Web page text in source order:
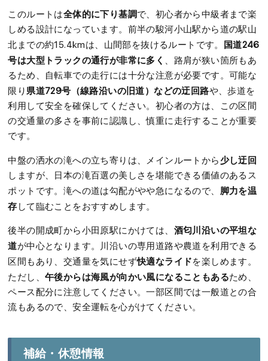
このルートは全体的に下り基調で、初心者から中級者まで楽
しめる設計になっています。前半の駿河小山駅から道の駅山
北までの約15.4kmは、山間部を抜けるルートです。
国道246
号は大型トラックの通行が非常に多く 、路肩が狭い箇所もあ
るため、自転車での走行には十分な注意が必要です。可能な
限り県道729号（線路沿いの旧道）などの迂回路や、歩道を
利用して安全を確保してください。初心者の方は、この区間
の交通量の多さを事前に認識し、慎重に走行することが重要
です。
中盤の洒水の滝への立ち寄りは、メインルートから少し迂回
しますが、日本の滝百選の美しさを堪能できる価値のあるス
ポットです。滝への道は勾配がやや急になるので、 脚力を温
存 して臨むことをおすすめします。
後半の開成町から小田原駅にかけては、 酒匂川沿いの平坦な
道が中心となります。川沿いの専用道路や農道を利用できる
区間もあり、交通量を気にせず快適なライドを楽しめます。
ただし、午後からは海風が向かい風になることもあるため、
ペース配分に注意してください。一部区間では一般道との合
流もあるので、安全運転を心がけてください。
補給・休憩情報